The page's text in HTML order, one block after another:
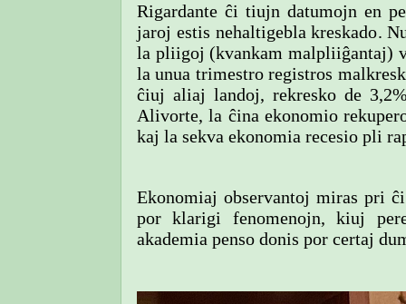
Rigardante ĉi tiujn datumojn en
jaroj estis nehaltigebla kreskado.
la pliigoj (kvankam malpliiĝantaj)
la unua trimestro registros
ĉiuj aliaj landoj, rekresko de
Alivorte, la ĉina ekonomio
kaj la sekva ekonomia recesio pli
Ekonomiaj observantoj miras pri
por klarigi fenomenojn, kiuj
akademia penso donis por certaj